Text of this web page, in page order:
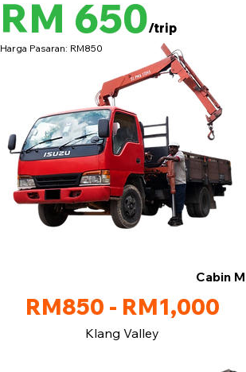
RM 650/trip
Harga Pasaran: RM850
Cabin
RM850 - RM1,000
Klang Valley